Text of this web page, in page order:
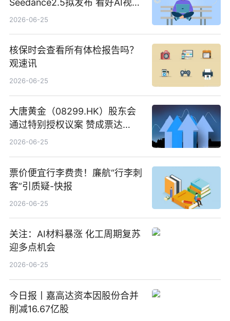
创作工作流进一步提效
2026-06-25
核保时会查看所有体检报告吗？
观速讯
2026-06-25
大唐黄金（08299.HK）股东会
通过特别授权议案 赞成票达
100%_新动态
2026-06-25
票价便宜行李费贵！廉航“行李刺
客”引质疑-快报
2026-06-25
关注：AI材料暴涨 化工周期复苏
迎多点机会
2026-06-25
今日报丨嘉高达资本因股份合并
削减16.67亿股